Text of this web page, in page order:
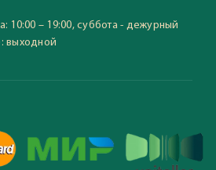
10:00 – 19:00, суббота - дежурный
выходной